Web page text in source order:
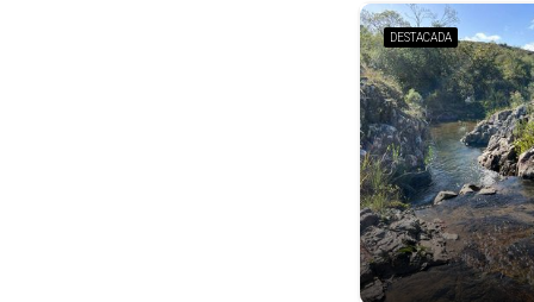
DESTACADA